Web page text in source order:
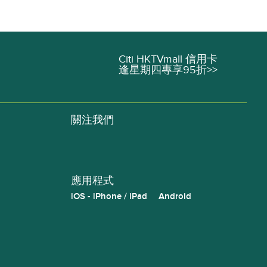
Citi HKTVmall 信用卡
逢星期四專享95折>>
關注我們
應用程式
iOS - iPhone / iPad Android